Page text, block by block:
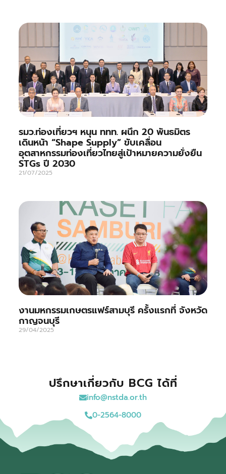
รมว.ท่องเที่ยวฯ หนุน ททท. ผนึก 20 พันธมิตร
เดินหน้า “Shape Supply” ขับเคลื่อน
อุตสาหกรรมท่องเที่ยวไทยสู่เป้าหมายความยั่งยืน
STGs ปี 2030
21/07/2025
งานมหกรรมเกษตรแฟร์สามบุรี ครั้งแรกที่ จังหวัด
กาญจนบุรี
29/04/2025
ปรึกษาเกี่ยวกับ BCG ได้ที่
info@nstda.or.th
0-2564-8000